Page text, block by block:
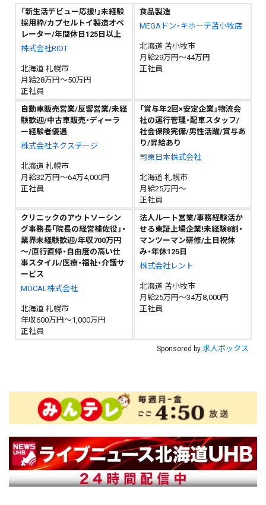
「新生活デビュー応援!」未経験
採用枠/カプセルトイ製造オペ
レーター/年間休日125日以上
株式会社RIOT
北海道 札幌市
月給28万円～50万円
正社員
食品製造
MEGAドン・キホーテ苫小牧店
北海道 苫小牧市
月給29万円～44万円
正社員
自動車販売営業/反響営業/未経
験歓迎/中古車販売・ディーラ
ー経験者優遇
株式会社ネクステージ
北海道 札幌市
月給32万円～64万4,000円
正社員
「賞与年2回×安定企業」物流会
社の運行管理・配車スタッフ/
社会保険完備/男性活躍/賞与あ
り/昇給あり
司東日本株式会社
北海道 札幌市
月給25万円～
正社員
クリニックのアウトソーシン
グ事務長「院長の経営補佐役」・
業界未経験歓迎/年収700万円
～/直行直帰・自由度の高い仕
事スタイル/医療・福祉・介護サ
ービス
MOCAL株式会社
北海道 札幌市
年収600万円～1,000万円
正社員
法人ルート営業/事務経験活か
せる東証上場企業!未経験8割・
マンツーマン研修/土日祝休
み・年休125日
株式会社レント
北海道 苫小牧市
月給25万円～34万8,000円
正社員
Sponsored by 求人ボックス